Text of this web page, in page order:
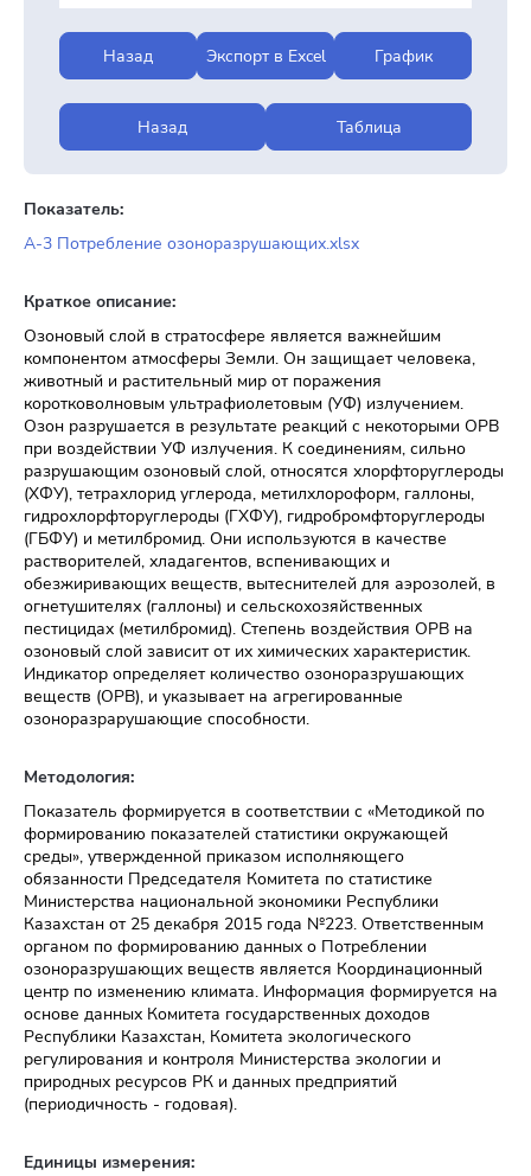
Назад Экспорт в Excel График
Назад Таблица
Показатель:
A-3 Потребление озоноразрушающих.xlsx
Краткое описание:
Озоновый слой в стратосфере является важнейшим
компонентом атмосферы Земли. Он защищает человека,
животный и растительный мир от поражения
коротковолновым ультрафиолетовым (УФ) излучением.
Озон разрушается в результате реакций с некоторыми ОРВ
при воздействии УФ излучения. К соединениям, сильно
разрушающим озоновый слой, относятся хлорфторуглероды
(ХФУ), тетрахлорид углерода, метилхлороформ, галлоны,
гидрохлорфторуглероды (ГХФУ), гидробромфторуглероды
(ГБФУ) и метилбромид. Они используются в качестве
растворителей, хладагентов, вспенивающих и
обезжиривающих веществ, вытеснителей для аэрозолей, в
огнетушителях (галлоны) и сельскохозяйственных
пестицидах (метилбромид). Степень воздействия ОРВ на
озоновый слой зависит от их химических характеристик.
Индикатор определяет количество озоноразрушающих
веществ (ОРВ), и указывает на агрегированные
озоноразрарушающие способности.
Методология:
Показатель формируется в соответствии с «Методикой по
формированию показателей статистики окружающей
среды», утвержденной приказом исполняющего
обязанности Председателя Комитета по статистике
Министерства национальной экономики Республики
Казахстан от 25 декабря 2015 года №223. Ответственным
органом по формированию данных о Потреблении
озоноразрушающих веществ является Координационный
центр по изменению климата. Информация формируется на
основе данных Комитета государственных доходов
Республики Казахстан, Комитета экологического
регулирования и контроля Министерства экологии и
природных ресурсов РК и данных предприятий
(периодичность - годовая).
Единицы измерения: